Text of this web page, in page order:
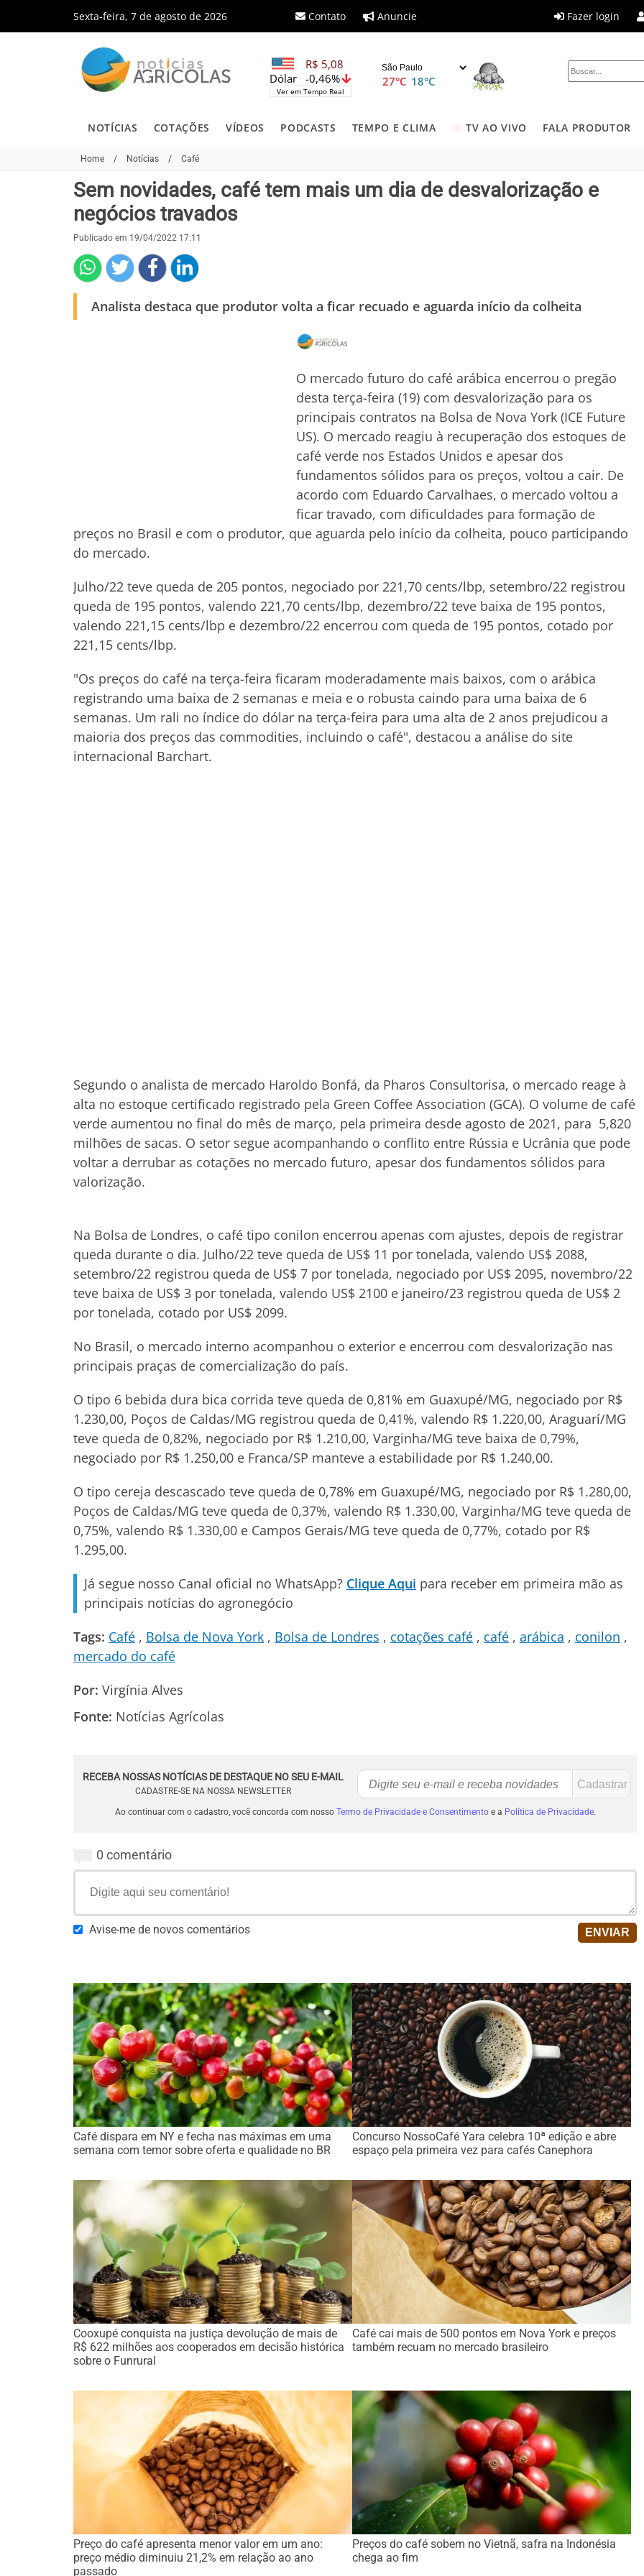
Sexta-feira, 7 de agosto de 2026 Contato Anuncie Fazer login
R$ 5,08
-0,46%
Dólar
Ver em Tempo Real
27°C 18°C
NOTÍCIAS COTAÇÕES VÍDEOS PODCASTS TEMPO E CLIMA TV AO VIVO FALA PRODUTOR
Home / Notícias / Café
Sem novidades, café tem mais um dia de desvalorização e
negócios travados
Publicado em 19/04/2022 17:11
Analista destaca que produtor volta a ficar recuado e aguarda início da colheita
O mercado futuro do café arábica encerrou o pregão
desta terça-feira (19) com desvalorização para os
principais contratos na Bolsa de Nova York (ICE Future
US). O mercado reagiu à recuperação dos estoques de
café verde nos Estados Unidos e apesar dos
fundamentos sólidos para os preços, voltou a cair. De
acordo com Eduardo Carvalhaes, o mercado voltou a
ficar travado, com dificuldades para formação de
preços no Brasil e com o produtor, que aguarda pelo início da colheita, pouco participando
do mercado.
Julho/22 teve queda de 205 pontos, negociado por 221,70 cents/lbp, setembro/22 registrou
queda de 195 pontos, valendo 221,70 cents/lbp, dezembro/22 teve baixa de 195 pontos,
valendo 221,15 cents/lbp e dezembro/22 encerrou com queda de 195 pontos, cotado por
221,15 cents/lbp.
"Os preços do café na terça-feira ficaram moderadamente mais baixos, com o arábica
registrando uma baixa de 2 semanas e meia e o robusta caindo para uma baixa de 6
semanas. Um rali no índice do dólar na terça-feira para uma alta de 2 anos prejudicou a
maioria dos preços das commodities, incluindo o café", destacou a análise do site
internacional Barchart.
Segundo o analista de mercado Haroldo Bonfá, da Pharos Consultorisa, o mercado reage à
alta no estoque certificado registrado pela Green Coffee Association (GCA). O volume de café
verde aumentou no final do mês de março, pela primeira desde agosto de 2021, para 5,820
milhões de sacas. O setor segue acompanhando o conflito entre Rússia e Ucrânia que pode
voltar a derrubar as cotações no mercado futuro, apesar dos fundamentos sólidos para
valorização.
Na Bolsa de Londres, o café tipo conilon encerrou apenas com ajustes, depois de registrar
queda durante o dia. Julho/22 teve queda de US$ 11 por tonelada, valendo US$ 2088,
setembro/22 registrou queda de US$ 7 por tonelada, negociado por US$ 2095, novembro/22
teve baixa de US$ 3 por tonelada, valendo US$ 2100 e janeiro/23 registrou queda de US$ 2
por tonelada, cotado por US$ 2099.
No Brasil, o mercado interno acompanhou o exterior e encerrou com desvalorização nas
principais praças de comercialização do país.
O tipo 6 bebida dura bica corrida teve queda de 0,81% em Guaxupé/MG, negociado por R$
1.230,00, Poços de Caldas/MG registrou queda de 0,41%, valendo R$ 1.220,00, Araguarí/MG
teve queda de 0,82%, negociado por R$ 1.210,00, Varginha/MG teve baixa de 0,79%,
negociado por R$ 1.250,00 e Franca/SP manteve a estabilidade por R$ 1.240,00.
O tipo cereja descascado teve queda de 0,78% em Guaxupé/MG, negociado por R$ 1.280,00,
Poços de Caldas/MG teve queda de 0,37%, valendo R$ 1.330,00, Varginha/MG teve queda de
0,75%, valendo R$ 1.330,00 e Campos Gerais/MG teve queda de 0,77%, cotado por R$
1.295,00.
Já segue nosso Canal oficial no WhatsApp? Clique Aqui para receber em primeira mão as
principais notícias do agronegócio
Tags: Café Bolsa de Nova York Bolsa de Londres cotações café café arábica
conilon
mercado do café
Por: Virgínia Alves
Fonte: Notícias Agrícolas
RECEBA NOSSAS NOTÍCIAS DE DESTAQUE NO SEU E-MAIL
CADASTRE-SE NA NOSSA NEWSLETTER
Ao continuar com o cadastro, você concorda com nosso Termo de Privacidade e Consentimentoe a Política de Privacidade.
0 comentário
Avise-me de novos comentários
Café dispara em NY e fecha nas máximas em uma
semana com temor sobre oferta e qualidade no BR
Concurso NossoCafé Yara celebra 10ª edição e abre
espaço pela primeira vez para cafés Canephora
Cooxupé conquista na justiça devolução de mais de
R$ 622 milhões aos cooperados em decisão histórica
sobre o Funrural
Café cai mais de 500 pontos em Nova York e preços
também recuam no mercado brasileiro
Preço do café apresenta menor valor em um ano:
preço médio diminuiu 21,2% em relação ao ano
passado
Preços do café sobem no Vietnã, safra na Indonésia
chega ao fim